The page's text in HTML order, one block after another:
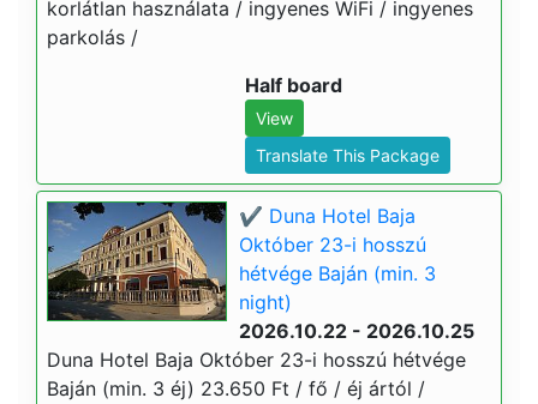
korlátlan használata / ingyenes WiFi / ingyenes
parkolás /
Half board
View
Translate This Package
✔️ Duna Hotel Baja
Október 23-i hosszú
hétvége Baján (min. 3
night)
2026.10.22 - 2026.10.25
Duna Hotel Baja Október 23-i hosszú hétvége
Baján (min. 3 éj) 23.650 Ft / fő / éj ártól /